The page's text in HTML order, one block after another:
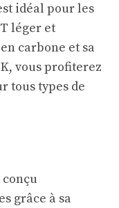
idéal pour les
léger et
carbone et sa
vous profiterez
tous types de
grâce à sa